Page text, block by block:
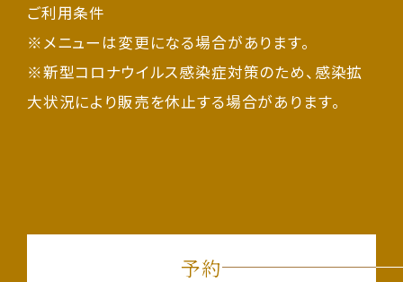
ご利用条件
※メニューは変更になる場合があります。
※新型コロナウイルス感染症対策のため、感染拡
大状況により販売を休止する場合があります。
予約